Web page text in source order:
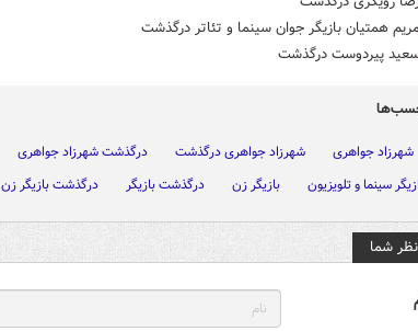
مریم همتیان بازیگر جوان سینما و تئاتر درگذشت
پیردوست درگذشت
شهرزاد جواهری شهرزاد جواهری درگذشت درگذشت شهرزاد جواهری
سینما و تلویزیون
بازیگر زن درگذشت بازیگر درگذشت بازیگر زن
نظر شما